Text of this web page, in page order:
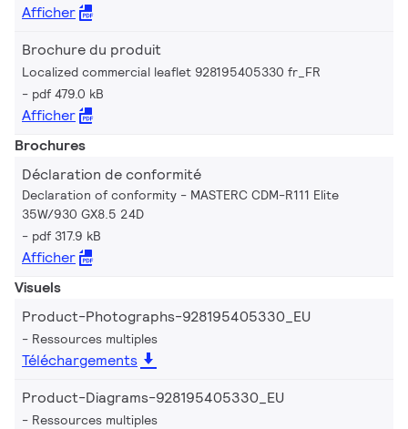
Afficher
Brochure du produit
Localized commercial leaflet 928195405330 fr_FR
pdf 479.0 kB
Afficher
Brochures
Déclaration de conformité
Declaration of conformity - MASTERC CDM-R111 Elite
35W/930 GX8.5 24D
pdf 317.9 kB
Afficher
Visuels
Product-Photographs-928195405330_EU
Ressources multiples
Téléchargements
Product-Diagrams-928195405330_EU
Ressources multiples